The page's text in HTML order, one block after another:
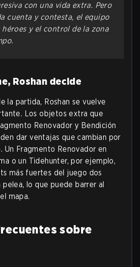
con una vida extra. Pero
cuenta y contesta, el equipo
héroes y el control de la zona
Roshan decide
la partida, Roshan se vuelve
Los objetos extra que
Renovador y Bendición
dar ventajas que cambian por
Fragmento Renovador en
o un Tidehunter, por ejemplo,
más fuertes del juego dos
lo que puede barrer al
mapa.
sobre